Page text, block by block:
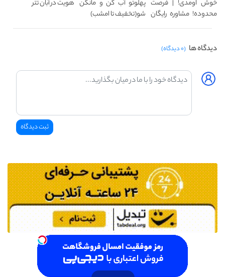
خوش اومدی! | فرصت
محدوده! مشاوره رایگان
بگیر!
پهلوتو آب کن و مانکن
شو(تخفیف تا امشب)
هویت در آبان تتر
دیدگاه ها (۰ دیدگاه)